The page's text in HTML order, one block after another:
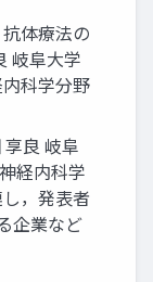
体療法の
岐阜大学
科学分野
良 岐阜
経内科学
，発表者
企業など